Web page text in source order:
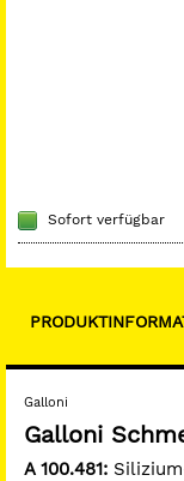
Sofort verfügbar
Galloni
Galloni
A 100.481: